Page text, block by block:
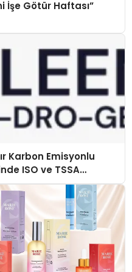
İşe Götür Haftası”
Karbon Emisyonlu
ISO ve TSSA